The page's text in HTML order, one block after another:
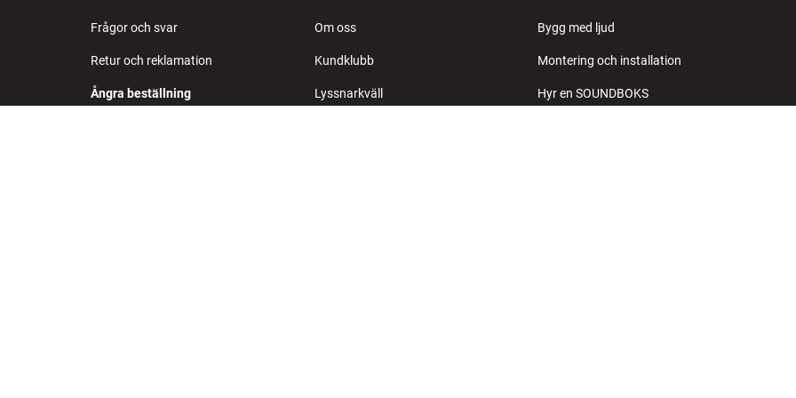
Frågor och svar
Retur och reklamation
Ångra beställning
Om oss
Kundklubb
Lyssnarkväll
Bygg med ljud
Montering och installation
Hyr en SOUNDBOKS